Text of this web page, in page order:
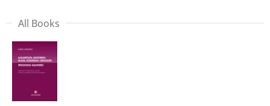
All Books